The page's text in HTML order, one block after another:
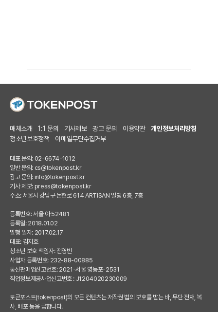
매체소개 1:1 문의 기사제보 광고 문의 이용약관
개인정보처리방침
청소년보호정책
이메일무단수집거부
대표 문의: 02-6674-1012
일반 문의: cs@tokenpost.kr
광고 문의: info@tokenpost.kr
기사 제보: press@tokenpost.kr
주소: 서울시 강남구 논현로 614 ARTISAN 빌딩 6층, 7층
등록번호: 서울 아 52481
등록일: 2018.01.02
발행 일자: 2017.02.17
대표: 김지호
청소년 보호 책임자: 전영빈
사업자 등록번호: 232-88-00885
통신판매업신고번호: 2021-서울 영등포-2531
직업정보제공사업신고번호 : J1204020230009
토큰포스트(tokenpost)의 모든 컨텐츠는 저작권 법의 보호를 받는 바, 무단 전재, 복
사, 배포 등을 금합니다.